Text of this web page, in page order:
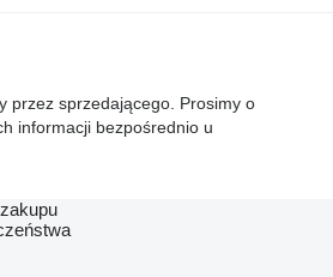
przez sprzedającego. Prosimy o
informacji bezpośrednio u